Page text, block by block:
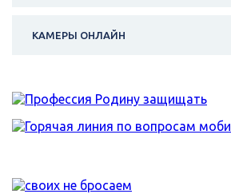
КАМЕРЫ ОНЛАЙН